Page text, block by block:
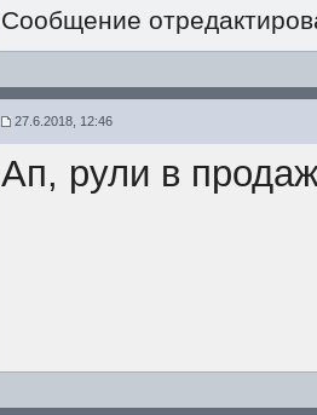
Сообщение
27.6.2018, 12:46
Ап, рули в